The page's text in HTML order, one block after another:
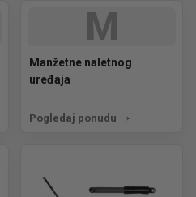
M
Manžetne naletnog
uređaja
Pogledaj ponudu